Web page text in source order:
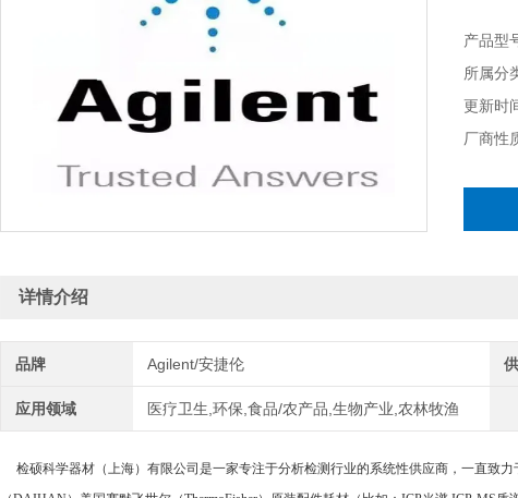
材珀金
材等。
产品型
所属分
更新时
厂商性
详情介绍
品牌 Agilent/安捷伦
应用领域 医疗卫生,环保,食品/农产品,生物产业,农林牧渔
检硕科学器材（上海）有限公司是一家专注于分析检测行业的系统性供应商，一直致